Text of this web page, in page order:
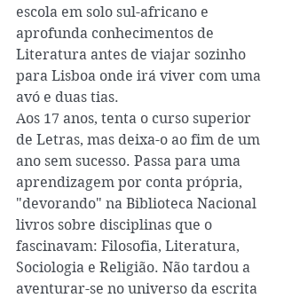
escola em solo sul-africano e
aprofunda conhecimentos de
Literatura antes de viajar sozinho
para Lisboa onde irá viver com uma
avó e duas tias.
Aos 17 anos, tenta o curso superior
de Letras, mas deixa-o ao fim de um
ano sem sucesso. Passa para uma
aprendizagem por conta própria,
"devorando" na Biblioteca Nacional
livros sobre disciplinas que o
fascinavam: Filosofia, Literatura,
Sociologia e Religião. Não tardou a
aventurar-se no universo da escrita